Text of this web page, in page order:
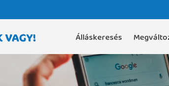
Álláskeresés